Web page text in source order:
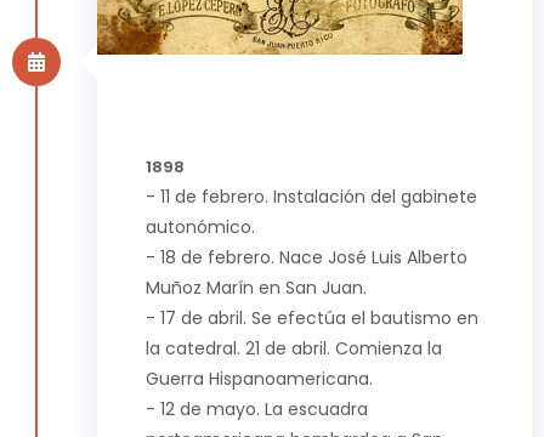
1898
- 11 de febrero. Instalación del gabinete
autonómico.
- 18 de febrero. Nace José Luis Alberto
Muñoz Marín en San Juan.
- 17 de abril. Se efectúa el bautismo en
la catedral. 21 de abril. Comienza la
Guerra Hispanoamericana.
- 12 de mayo. La escuadra